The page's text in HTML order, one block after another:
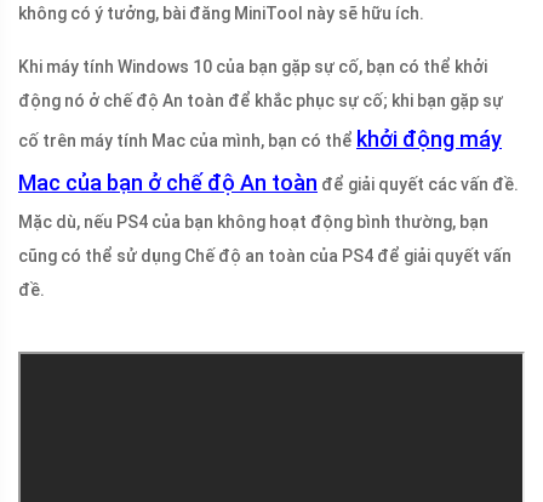
không có ý tưởng, bài đăng MiniTool này sẽ hữu ích.
Khi máy tính Windows 10 của bạn gặp sự cố, bạn có thể khởi
động nó ở chế độ An toàn để khắc phục sự cố; khi bạn gặp sự
cố trên máy tính Mac của mình, bạn có thể khởi động máy
Mac của bạn ở chế độ An toàn để giải quyết các vấn đề.
Mặc dù, nếu PS4 của bạn không hoạt động bình thường, bạn
cũng có thể sử dụng Chế độ an toàn của PS4 để giải quyết vấn
đề.